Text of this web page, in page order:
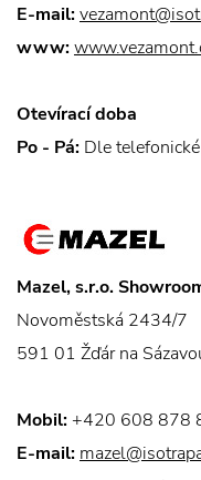
E-mail:
www:
Otevírací doba
Po - Pá: Dle
Mazel, s.r.o.
Novoměstská 2434/7
591 01 Žďár na
Mobil: +420 608 878
E-mail: